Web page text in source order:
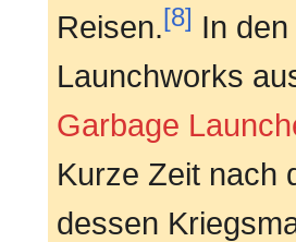
Reisen.[8] In
Launchworks
Garbage
Kurze Zeit nach
dessen